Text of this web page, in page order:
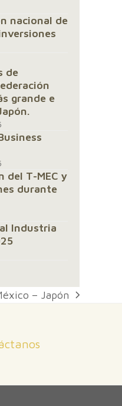
nacional de
de
grande e
del T-MEC y
durante
Industria
– Japón